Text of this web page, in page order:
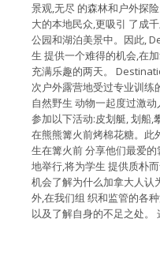
景观,无尽 的森林和户外探
大的本地民众,更吸引 了成
公园和湖泊美景中。因此,
生 提供一个难得的机会,在
充满乐趣的两天。
次户外露营地受过专业训练
自然野生 动物一起度过激
参加以下活动:皮划艇, 划船,
在熊熊篝火前烤棉花糖。此
生在篝火前 分享他们最爱
地举行,将为学生 提供质朴
机会了解为什么加拿大人认
外,在我们组 织和监管的各
以及了解自身的不足之处。